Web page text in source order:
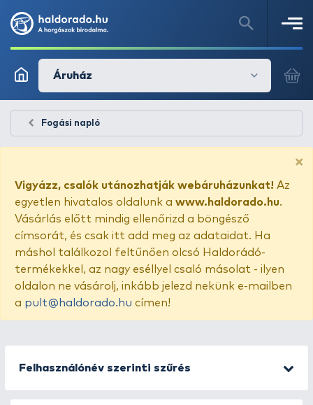
Áruház
Fogási napló
×
Vigyázz, csalók utánozhatják webáruházunkat! Az
egyetlen hivatalos oldalunk a www.haldorado.hu.
Vásárlás előtt mindig ellenőrizd a böngésző
címsorát, és csak itt add meg az adataidat. Ha
máshol találkozol feltűnően olcsó Haldorádó-
termékekkel, az nagy eséllyel csaló másolat - ilyen
oldalon ne vásárolj, inkább jelezd nekünk e-mailben
a pult@haldorado.hu címen!
Felhasználónév szerinti szűrés